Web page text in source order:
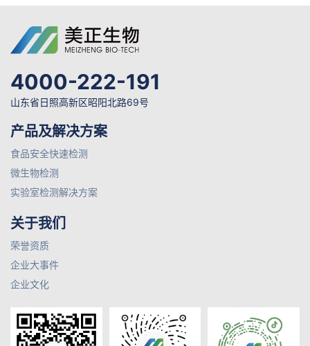
4000-222-191
山东省日照高新区昭阳北路69号
产品及解决方案
食品安全快速检测
微生物检测
实验室检测解决方案
关于我们
荣誉资质
企业大事件
企业文化